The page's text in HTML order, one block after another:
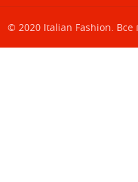
© 2020 Italian Fashion.